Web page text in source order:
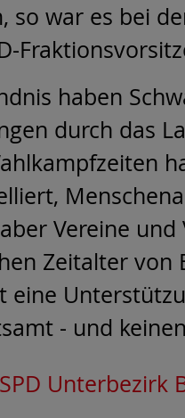
so war es bei
haben
durch das
Vereine
Zeitalter von
eine
- und
SPD Unterbezirk